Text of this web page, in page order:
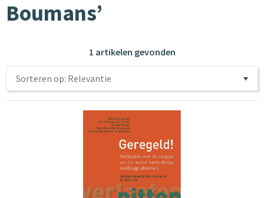
Boumans’
1 artikelen gevonden
Sorteren op: Relevantie